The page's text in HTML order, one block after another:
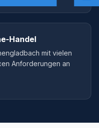
Handel
mit vielen
Anforderungen an